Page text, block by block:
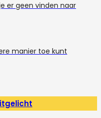
er geen vinden naar
manier toe kunt